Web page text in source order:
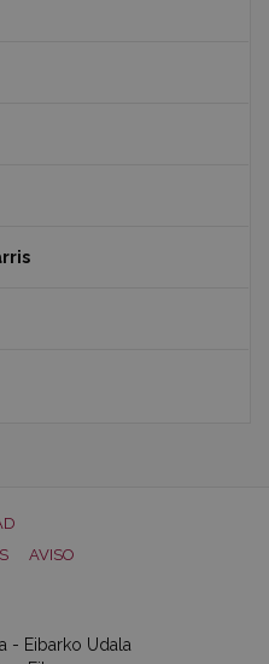
AVISO
- Eibarko Udala